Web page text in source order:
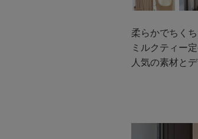
柔らかでちく
ミルクティー
人気の素材と